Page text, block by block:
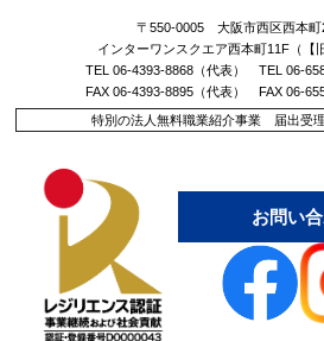
〒550-0005 大阪市西区西本町
インターワンスクエア西本町11F（【
TEL 06-4393-8868（代表） TEL 06-
FAX 06-4393-8895（代表） FAX 06-
特別の法人無料職業紹介事業 届出受
お問い